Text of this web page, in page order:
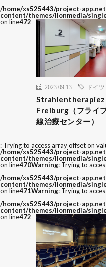
/home/xs525443/project-
content/themes/lionmedia/
on line472
2023.09.13 ドイツ
Freiburg（フライ
線治療センター）
: Trying to access array offset on
/home/xs525443/project-
content/themes/lionmedia/
on line470Warning: Trying to
/home/xs525443/project-
content/themes/lionmedia/
on line471Warning: Trying to
/home/xs525443/project-
content/themes/lionmedia/
on line472